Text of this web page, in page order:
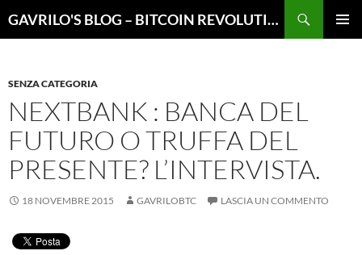
GAVRILO'S BLOG – BITCOIN REVOLUTION
SENZA CATEGORIA
NEXTBANK : BANCA DEL
FUTURO O TRUFFA DEL
PRESENTE? L’INTERVISTA.
18 NOVEMBRE 2015 GAVRILOBTC LASCIA UN COMMENTO